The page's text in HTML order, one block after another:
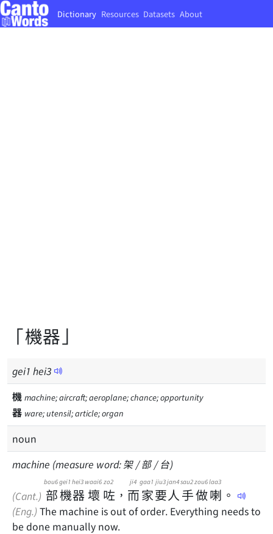
Dictionary Resources Datasets About
「機器」
gei1 hei3
機 machine; aircraft; aeroplane; chance; opportunity
器 ware; utensil; article; organ
noun
machine (measure word: 架 / 部 / 台)
(Cant.) 部
bou6
機
gei1
器
hei3
壞
waai6
咗
zo2
， 而
ji4
家
gaa1
要
jiu3
人
jan4
手
sau2
做
zou6
喇
laa3
。
(Eng.) The machine is out of order. Everything needs to
be done manually now.